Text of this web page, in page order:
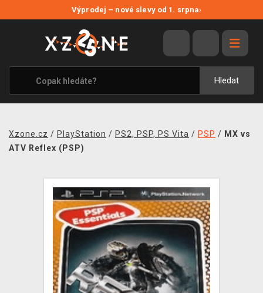
Výprodej – nové slevy od 1. srpna›
Hledat
VÝPRODEJ
VIDEOHRY
XZONE ORIGINALS
TÉMATIKY
MERCHANDISE
KONTAKT
PRODEJNY
DOPRAVA
Xzone.cz / PlayStation / PS2, PSP, PS Vita / PSP / MX vs
ATV Reflex (PSP)